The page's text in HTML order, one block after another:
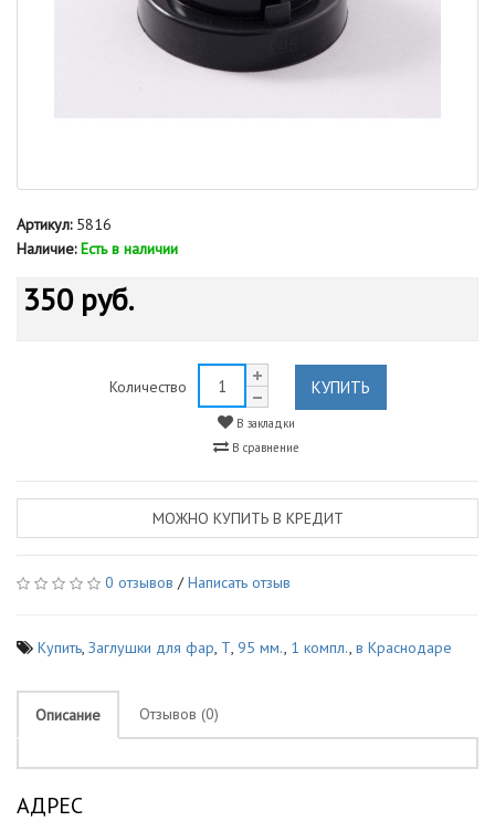
Артикул:5816
Наличие: Есть в наличии
350 руб.
Количество КУПИТЬ
В закладки
В сравнение
МОЖНО КУПИТЬ В КРЕДИТ
0 отзывов /Написать отзыв
Купить, Заглушки для фар, Т, 95 мм., 1 компл., в Краснодаре
Описание Отзывов (0)
АДРЕС